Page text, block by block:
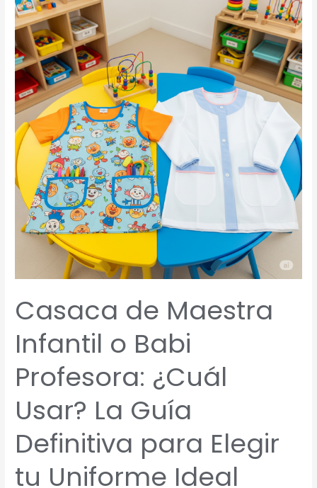
Casaca de Maestra
Infantil o Babi
Profesora: ¿Cuál
Usar? La Guía
Definitiva para Elegir
tu Uniforme Ideal
de
Maestra
Infantil
o
Babi
Profesora:
¿Cuál
Usar?
La
Guía
Definitiva
para
Elegir
Ideal